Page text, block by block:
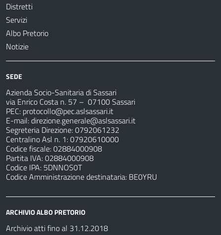
Distretti
Servizi
Albo Pretorio
Notizie
SEDE
Azienda Socio-Sanitaria di Sassari
via Enrico Costa n. 57 – 07100 Sassari
PEC: protocollo@pec.aslsassari.it
E-mail:direzione.generale@aslsassari.it
Segreteria Direzione: 0792061232
Centralino Asl n. 1: 07920610000
Codice fiscale: 02884000908
Partita IVA: 02884000908
Codice IPA: 5DNNOS0T
Codice Amministrazione destinataria: BE0YRU
ARCHIVIO ALBO PRETORIO
Archivio atti fino al 31.12.2018